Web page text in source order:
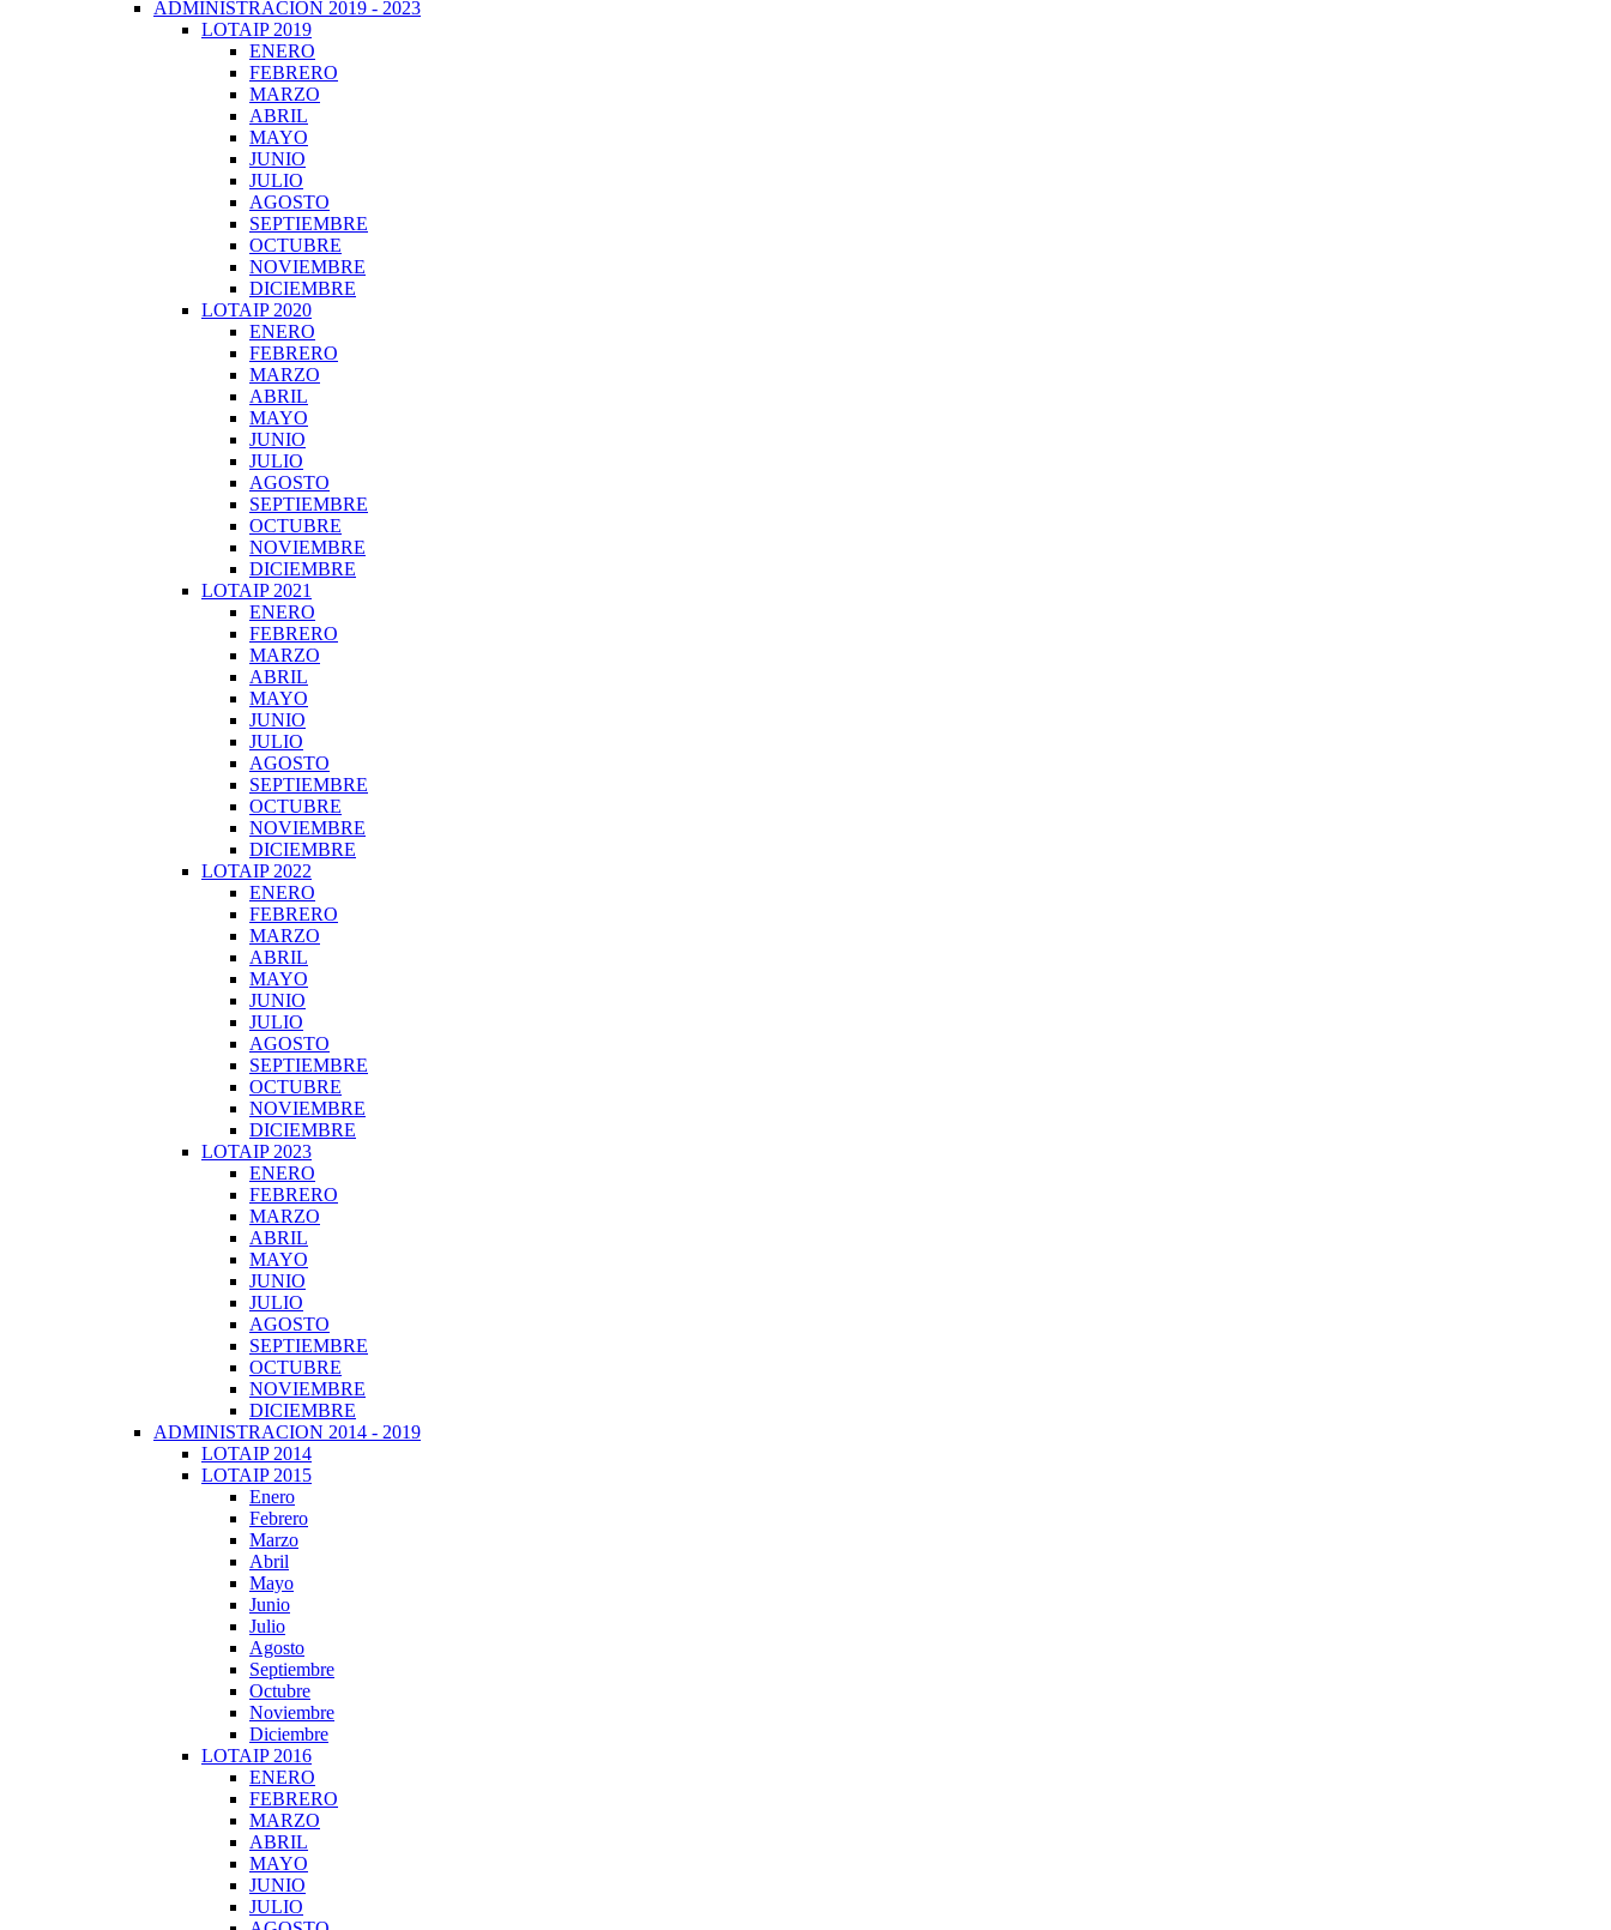
ADMINISTRACION 2019 - 2023
LOTAIP 2019
ENERO
FEBRERO
MARZO
ABRIL
MAYO
JUNIO
JULIO
AGOSTO
SEPTIEMBRE
OCTUBRE
NOVIEMBRE
DICIEMBRE
LOTAIP 2020
ENERO
FEBRERO
MARZO
ABRIL
MAYO
JUNIO
JULIO
AGOSTO
SEPTIEMBRE
OCTUBRE
NOVIEMBRE
DICIEMBRE
LOTAIP 2021
ENERO
FEBRERO
MARZO
ABRIL
MAYO
JUNIO
JULIO
AGOSTO
SEPTIEMBRE
OCTUBRE
NOVIEMBRE
DICIEMBRE
LOTAIP 2022
ENERO
FEBRERO
MARZO
ABRIL
MAYO
JUNIO
JULIO
AGOSTO
SEPTIEMBRE
OCTUBRE
NOVIEMBRE
DICIEMBRE
LOTAIP 2023
ENERO
FEBRERO
MARZO
ABRIL
MAYO
JUNIO
JULIO
AGOSTO
SEPTIEMBRE
OCTUBRE
NOVIEMBRE
DICIEMBRE
ADMINISTRACION 2014 - 2019
LOTAIP 2014
LOTAIP 2015
Enero
Febrero
Marzo
Abril
Mayo
Junio
Julio
Agosto
Septiembre
Octubre
Noviembre
Diciembre
LOTAIP 2016
ENERO
FEBRERO
MARZO
ABRIL
MAYO
JUNIO
JULIO